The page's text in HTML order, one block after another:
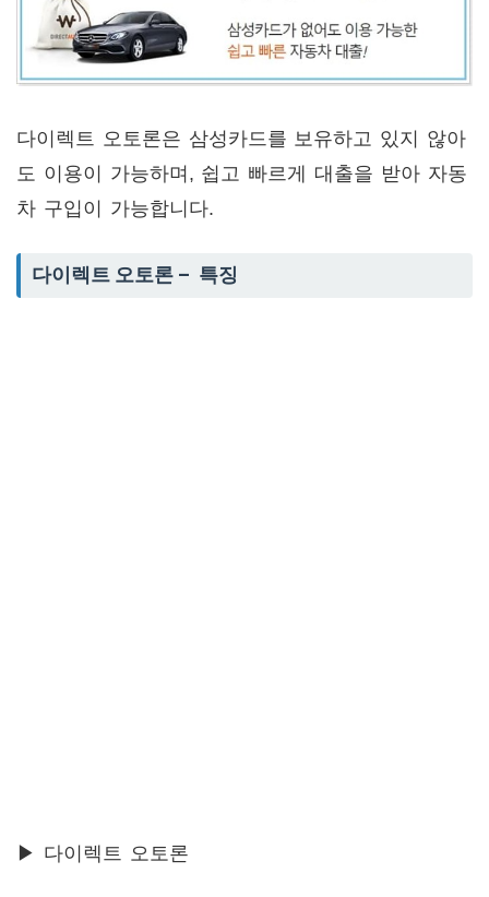
다이렉트 오토론은 삼성카드를 보유하고 있지 않아
도 이용이 가능하며, 쉽고 빠르게 대출을 받아 자동
차 구입이 가능합니다.
다이렉트 오토론 – 특징
▶ 다이렉트 오토론